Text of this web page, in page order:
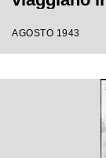
visibilità
AGOSTO 1943